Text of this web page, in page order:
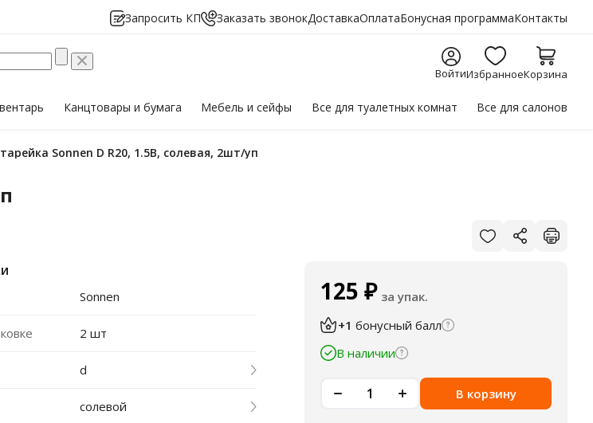
Запросить КП Заказать звонокДоставкаОплатаБонусная программаКонтакты
ВойтиИзбранноеКорзина
Канцтовары и бумага Мебельи сейфы Все для туалетных комнат Все для салонов
Sonnen D R20, 1.5В, солевая, 2шт/уп
Sonnen
2 шт
d
солевой
125 ₽ за упак.
+1 бонусный балл
В наличии
В корзину